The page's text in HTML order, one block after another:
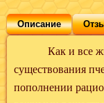
Описание
Как и все
существования
пополнении